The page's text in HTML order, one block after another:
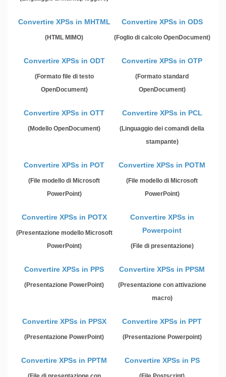
Convertire XPSs in MHTML
(HTML MIMO)
Convertire XPSs in ODS
(Foglio di calcolo OpenDocument)
Convertire XPSs in ODT
(Formato file di testo
OpenDocument)
Convertire XPSs in OTP
(Formato standard
OpenDocument)
Convertire XPSs in OTT
(Modello OpenDocument)
Convertire XPSs in PCL
(Linguaggio dei comandi della
stampante)
Convertire XPSs in POT
(File modello di Microsoft
PowerPoint)
Convertire XPSs in POTM
(File modello di Microsoft
PowerPoint)
Convertire XPSs in POTX
(Presentazione modello Microsoft
PowerPoint)
Convertire XPSs in
Powerpoint
(File di presentazione)
Convertire XPSs in PPS
(Presentazione PowerPoint)
Convertire XPSs in PPSM
(Presentazione con attivazione
macro)
Convertire XPSs in PPSX
(Presentazione PowerPoint)
Convertire XPSs in PPT
(Presentazione Powerpoint)
Convertire XPSs in PPTM Convertire XPSs in PS